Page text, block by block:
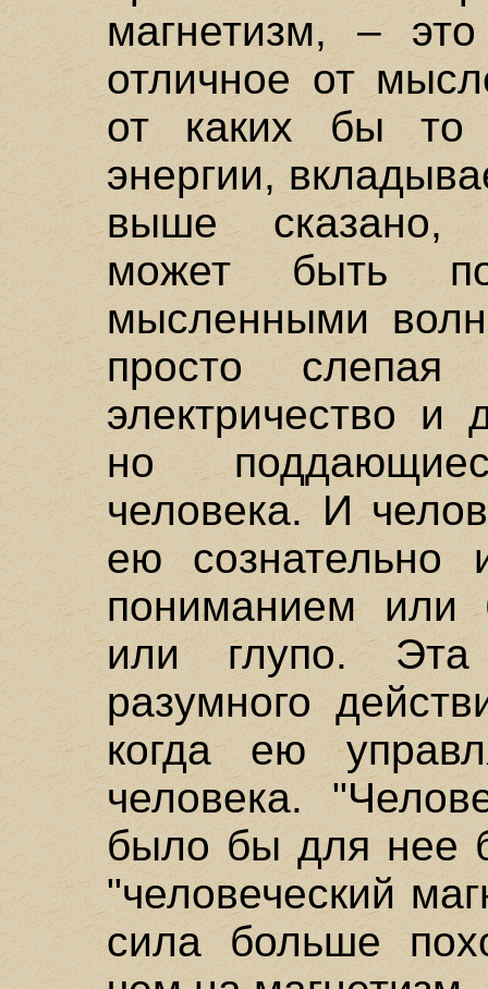
магнетизм, –
отличное от
от каких бы то
энергии,
выше сказано,
может быть
мысленными
просто
электричество и
но
человека. И
ею сознательно
пониманием или
или глупо.
разумного
когда ею
человека.
было бы для нее
"человеческий
сила больше